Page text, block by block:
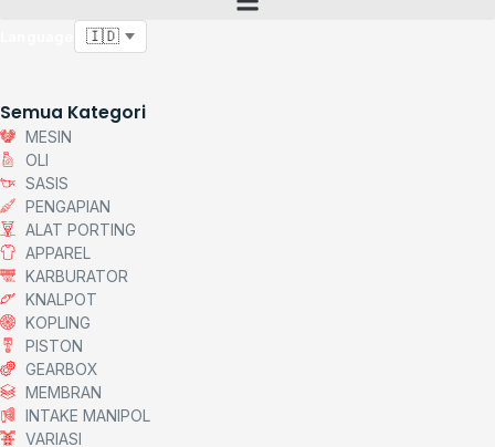
Semua Kategori
MESIN
OLI
SASIS
PENGAPIAN
ALAT PORTING
APPAREL
KARBURATOR
KNALPOT
KOPLING
PISTON
GEARBOX
MEMBRAN
INTAKE MANIPOL
VARIASI